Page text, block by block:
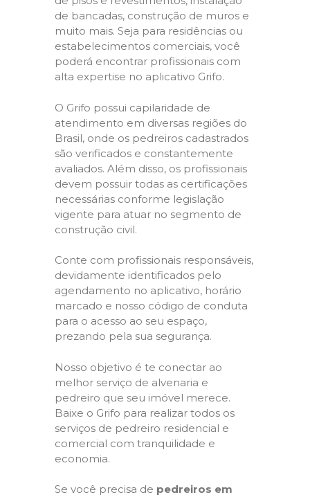
de bancadas, construção de muros e
muito mais. Seja para residências ou
estabelecimentos comerciais, você
poderá encontrar profissionais com
alta expertise no aplicativo Grifo.
O Grifo possui capilaridade de
atendimento em diversas regiões do
Brasil, onde os pedreiros cadastrados
são verificados e constantemente
avaliados. Além disso, os profissionais
devem possuir todas as certificações
necessárias conforme legislação
vigente para atuar no segmento de
construção civil.
Conte com profissionais responsáveis,
devidamente identificados pelo
agendamento no aplicativo, horário
marcado e nosso código de conduta
para o acesso ao seu espaço,
prezando pela sua segurança.
Nosso objetivo é te conectar ao
melhor serviço de alvenaria e
pedreiro que seu imóvel merece.
Baixe o Grifo para realizar todos os
serviços de pedreiro residencial e
comercial com tranquilidade e
economia.
Se você precisa de pedreiros em